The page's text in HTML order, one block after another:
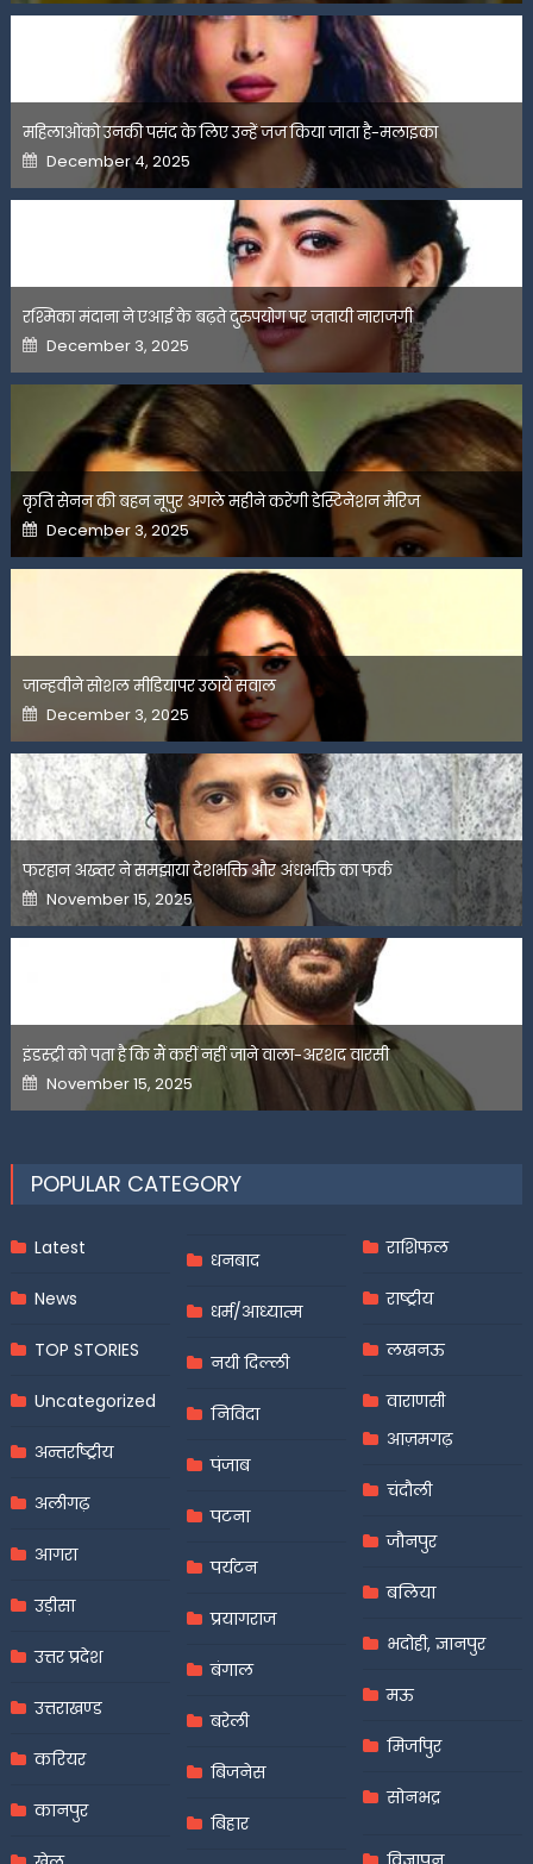
महिलाओंको उनकी पसंद के लिए उन्हें जज किया जाता है-मलाइका
Posted
on
December 4, 2025
रश्मिका मंदाना ने एआई के बढ़ते दुरुपयोग पर जतायी नाराजगी
Posted
on
December 3, 2025
कृति सेनन की बहन नूपुर अगले महीने करेंगी डेस्टिनेशन मैरिज
Posted
on
December 3, 2025
जान्हवीने सोशल मीडियापर उठाये सवाल
Posted
on
December 3, 2025
फरहान अख्तर ने समझाया देशभक्ति और अंधभक्ति का फर्क
Posted
on
November 15, 2025
इंडस्ट्री को पता है कि मैं कहीं नहीं जाने वाला-अरशद वारसी
Posted
on
November 15, 2025
POPULAR CATEGORY
Latest
News
TOP STORIES
Uncategorized
अन्तर्राष्ट्रीय
अलीगढ़
आगरा
उड़ीसा
उत्तर प्रदेश
उत्तराखण्ड
करियर
कानपुर
धनबाद
धर्म/आध्यात्म
नयी दिल्ली
निविदा
पंजाब
पटना
पर्यटन
प्रयागराज
बंगाल
बरेली
बिजनेस
बिहार
राशिफल
राष्ट्रीय
लखनऊ
वाराणसी
आज़मगढ़
चंदौली
जौनपुर
बलिया
भदोही, ज्ञानपुर
मऊ
मिर्जापुर
सोनभद्र